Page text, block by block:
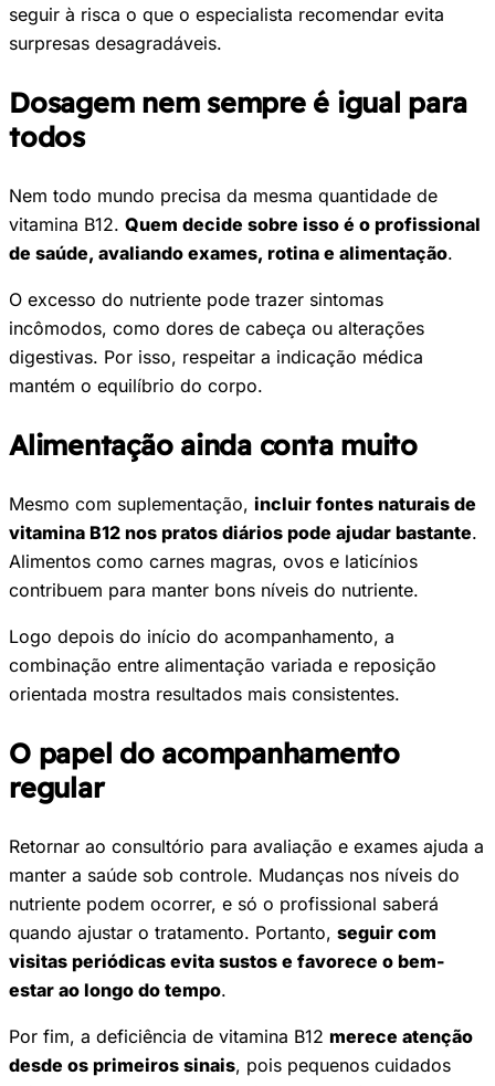
seguir à risca o que o especialista recomendar evita
surpresas desagradáveis.
Dosagem nem sempre é igual para
todos
Nem todo mundo precisa da mesma quantidade de
vitamina B12. Quem decide sobre isso é o profissional
de saúde, avaliando exames, rotina e alimentação.
O excesso do nutriente pode trazer sintomas
incômodos, como dores de cabeça ou alterações
digestivas. Por isso, respeitar a indicação médica
mantém o equilíbrio do corpo.
Alimentação ainda conta muito
Mesmo com suplementação, incluir fontes naturais de
vitamina B12 nos pratos diários pode ajudar bastante.
Alimentos como carnes magras, ovos e laticínios
contribuem para manter bons níveis do nutriente.
Logo depois do início do acompanhamento, a
combinação entre alimentação variada e reposição
orientada mostra resultados mais consistentes.
O papel do acompanhamento
regular
Retornar ao consultório para avaliação e exames ajuda a
manter a saúde sob controle. Mudanças nos níveis do
nutriente podem ocorrer, e só o profissional saberá
quando ajustar o tratamento. Portanto, seguir com
visitas periódicas evita sustos e favorece o bem-
estar ao longo do tempo.
Por fim, a deficiência de vitamina B12 merece atenção
desde os primeiros sinais, pois pequenos cuidados